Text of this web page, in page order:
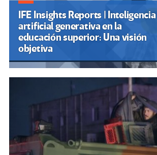
IFE Insights Reports | Inteligencia
artificial generativa en la
educación superior: Una visión
objetiva